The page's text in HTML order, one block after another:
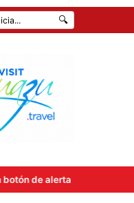
🔍
Carlos Rovira rompió